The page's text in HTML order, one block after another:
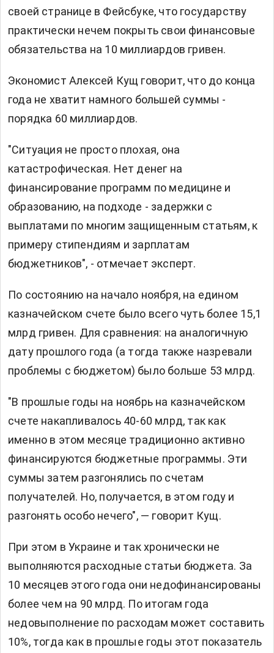
своей странице в Фейсбуке, что государству
практически нечем покрыть свои финансовые
обязательства на 10 миллиардов гривен.
Экономист Алексей Кущ говорит, что до конца
года не хватит намного большей суммы -
порядка 60 миллиардов.
"Ситуация не просто плохая, она
катастрофическая. Нет денег на
финансирование программ по медицине и
образованию, на подходе - задержки с
выплатами по многим защищенным статьям, к
примеру стипендиям и зарплатам
бюджетников", - отмечает эксперт.
По состоянию на начало ноября, на едином
казначейском счете было всего чуть более 15,1
млрд гривен. Для сравнения: на аналогичную
дату прошлого года (а тогда также назревали
проблемы с бюджетом) было больше 53 млрд.
"В прошлые годы на ноябрь на казначейском
счете накапливалось 40-60 млрд, так как
именно в этом месяце традиционно активно
финансируются бюджетные программы. Эти
суммы затем разгонялись по счетам
получателей. Но, получается, в этом году и
разгонять особо нечего", — говорит Кущ.
При этом в Украине и так хронически не
выполняются расходные статьи бюджета. За
10 месяцев этого года они недофинансированы
более чем на 90 млрд. По итогам года
недовыполнение по расходам может составить
10%, тогда как в прошлые годы этот показатель